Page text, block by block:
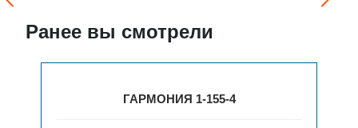
Ранее вы смотрели
ГАРМОНИЯ 1-155-4